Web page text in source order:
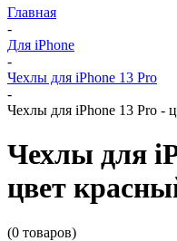
Главная
-
Для iPhone
-
Чехлы для iPhone 13 Pro
-
Чехлы для iPhone 13 Pro -
Чехлы для
цвет
(0 товаров)